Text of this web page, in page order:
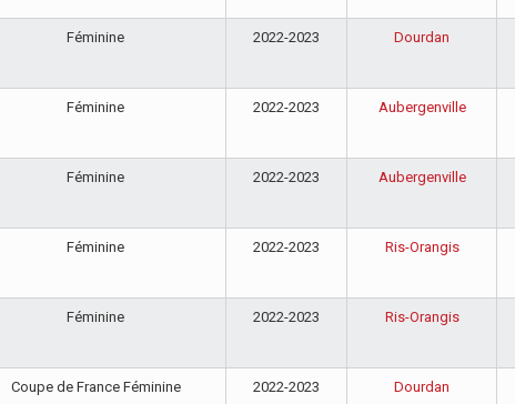
Féminine 2022-2023 Dourdan
Féminine 2022-2023 Aubergenville
Féminine 2022-2023 Aubergenville
Féminine 2022-2023 Ris-Orangis
Féminine 2022-2023 Ris-Orangis
Coupe de France Féminine 2022-2023 Dourdan